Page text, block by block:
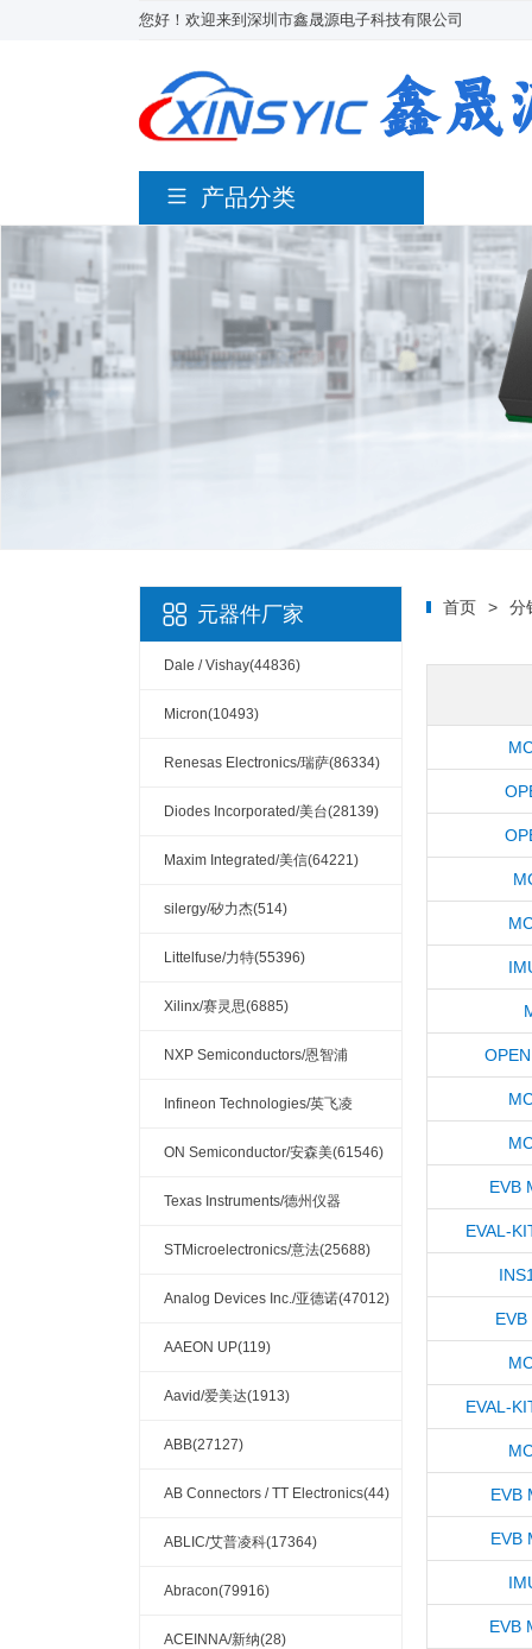
您好！欢迎来到深圳市鑫晟源电子科技有限公司
产品分类
元器件厂家
Dale / Vishay(44836)
Micron(10493)
Renesas Electronics/瑞萨(86334)
Diodes Incorporated/美台(28139)
Maxim Integrated/美信(64221)
silergy/矽力杰(514)
Littelfuse/力特(55396)
Xilinx/赛灵思(6885)
NXP Semiconductors/恩智浦
(32132)
Infineon Technologies/英飞凌
(33756)
ON Semiconductor/安森美(61546)
Texas Instruments/德州仪器
(121337)
STMicroelectronics/意法(25688)
Analog Devices Inc./亚德诺(47012)
AAEON UP(119)
Aavid/爱美达(1913)
ABB(27127)
AB Connectors / TT Electronics(44)
ABLIC/艾普凌科(17364)
Abracon(79916)
ACEINNA/新纳(28)
首页 > 分
EVB
EVAL-
EVAL-
EVB
EVB
EVB